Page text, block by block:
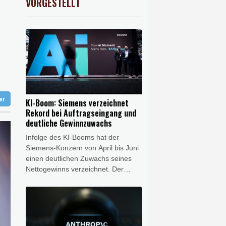
Region Kiew
-0.07%
KI-Boom: Siemens verzeichnet
Rekord bei Auftragseingang und
deutliche Gewinnzuwachs
Infolge des KI-Booms hat der
Siemens-Konzern von April bis Juni
einen deutlichen Zuwachs seines
Nettogewinns verzeichnet. Der
Geschäftsjahres des Konzerns im
Vorjahresvergleich um 15 Prozent
auf 2,6 Milliarden Euro, wie
Siemens am Donnerstag mitteilte.